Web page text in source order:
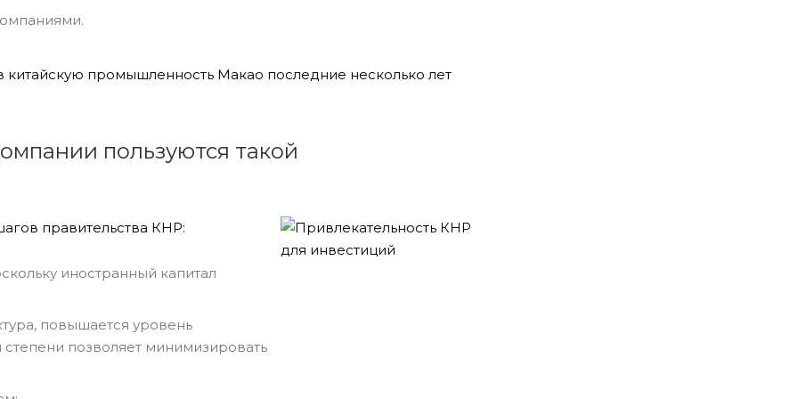
китайскую промышленность Макао последние несколько лет
пользуются такой
правительства КНР:
иностранный капитал
повышается уровень
позволяет минимизировать